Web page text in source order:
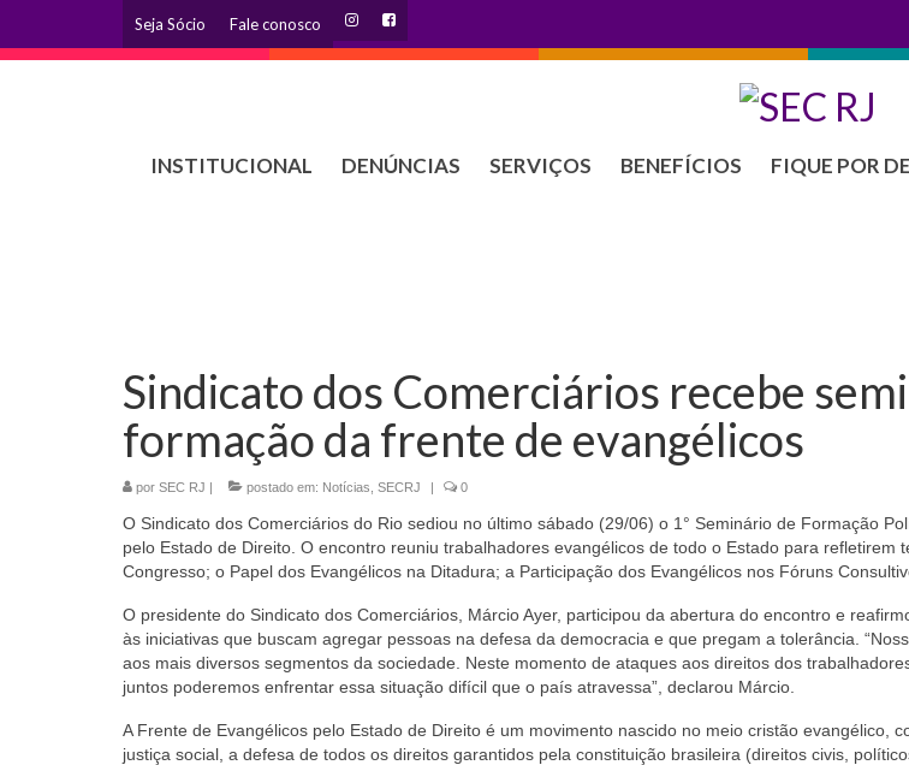
Seja Sócio Fale conosco
INSTITUCIONAL DENÚNCIAS SERVIÇOS BENEFÍCIOS FIQUE POR
Sindicato dos Comerciários recebe
formação da frente de evangélicos
por SEC RJ | postado em: Notícias SECRJ | 0
O Sindicato dos Comerciários do Rio sediou no último sábado (29/06) o 1° Seminário de Formação
pelo Estado de Direito. O encontro reuniu trabalhadores evangélicos de todo o Estado para refletirem
Congresso; o Papel dos Evangélicos na Ditadura; a Participação dos Evangélicos nos Fóruns
O presidente do Sindicato dos Comerciários, Márcio Ayer, participou da abertura do encontro e
às iniciativas que buscam agregar pessoas na defesa da democracia e que pregam a tolerância.
aos mais diversos segmentos da sociedade. Neste momento de ataques aos direitos dos
juntos poderemos enfrentar essa situação difícil que o país atravessa”, declarou Márcio.
A Frente de Evangélicos pelo Estado de Direito é um movimento nascido no meio cristão evangélico,
justiça social, a defesa de todos os direitos garantidos pela constituição brasileira (direitos civis,